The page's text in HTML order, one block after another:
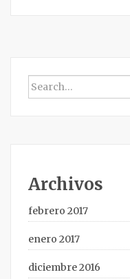
BUSCAR
POR:
Archivos
febrero 2017
enero 2017
diciembre 2016